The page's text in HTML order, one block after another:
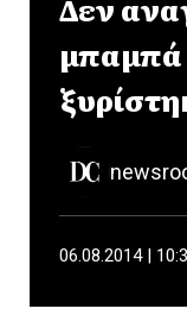
Δεν
μπαμπά
06.08.2014 |